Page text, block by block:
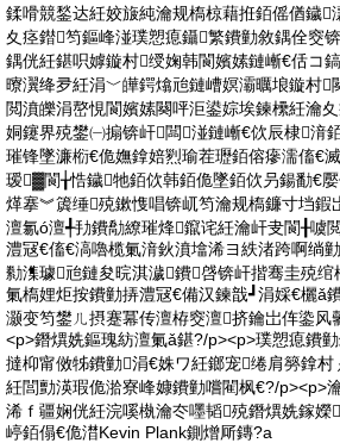
鍒嗗競鍫达紝姣旇純瀹规槗椋藉拰銆傜偤鐬
夊痉鐟笉鏂峰湴璞愬瘜鑷繁鐨勭敘鍝佺窔
鍝侊紝鍖呮嫭鏇村绶婅韩閬嬪嫊鏈嶃€佸コ
曢瀷绛夛紝涓﹀皣鍔熻兘鏈嶆嫇灞曞埌鏇村
閲濆皪涓嶅悓閬嬪嫊闋呯洰鍙婃埃鍊欙紝瀹
姛鑳界殑鐢㈠搧锛屽闆湴鏈嶃€佽辰棣湇
璀锋墜濂椼€佹嫵鎿婄煭瑜茬瓑銆傛瘮濡傗€
瑷▓閬╁悎鐬牠銆佽韩銆佹墜銆佽叧鍚勫€
煂搴︾簴缍殑鏉愯唱锛屼笉瀹规槗鐮寸垱鍜
澶氱ó澶╃劧鐨勪繚璀烽鑹诧紝瀹屽叏閬╂噳
澧冦€傗€滈嚕榄氭湇鈥濆墖浠ヨ紩渚跨啊绱
勬潗璩兘鏈夋晥淇濊鐨啔锛屽揩骞圭殑
氭槗娌炬按鐨勭挵澧冦€備汉鍊戠┛涓婇€欐ǎ
灏变笉鐢ㄦ摂蹇冪传澶栫窔澶挤鑰岀伡鍌风
<p>鐕熼姺鏂瑰紡澶氭ǎ鍖?/p><p>璞愬瘜鐨
撻枊甯傚牬鐨勭涓€姝ワ紝鎯宠绻肩簩鎿
紝閭勯渶瑕佹湁寮峰嫝鐨勭嚐閵枫€?/p><p>
浠ｆ疆娴侊紝浣嗘槸瀹冭嚜韬殑鐕熼姺鎵嬫
嵉銆傝€佹澘Kevin Plank鍘熷厛鏄?a